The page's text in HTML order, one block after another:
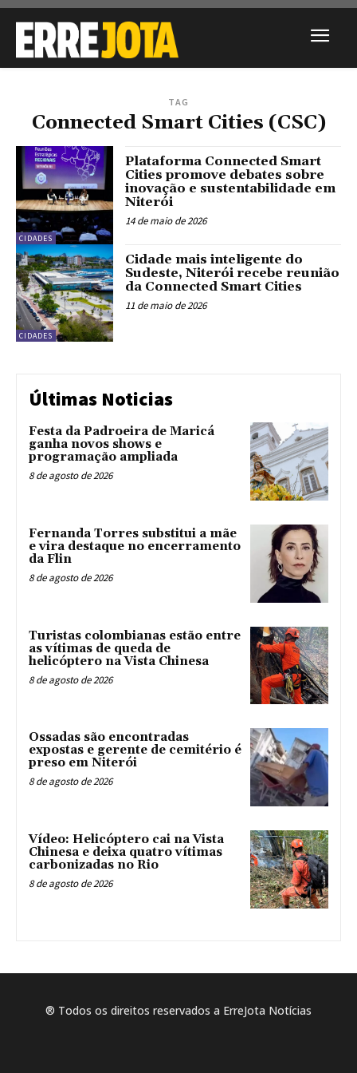
TAG
Connected Smart Cities (CSC)
CIDADES
Plataforma Connected Smart
Cities promove debates sobre
inovação e sustentabilidade em
Niterói
14 de maio de 2026
CIDADES
Cidade mais inteligente do
Sudeste, Niterói recebe reunião
da Connected Smart Cities
11 de maio de 2026
Últimas Noticias
Festa da Padroeira de Maricá
ganha novos shows e
programação ampliada
8 de agosto de 2026
Fernanda Torres substitui a mãe
e vira destaque no encerramento
da Flin
8 de agosto de 2026
Turistas colombianas estão entre
as vítimas de queda de
helicóptero na Vista Chinesa
8 de agosto de 2026
Ossadas são encontradas
expostas e gerente de cemitério é
preso em Niterói
8 de agosto de 2026
Vídeo: Helicóptero cai na Vista
Chinesa e deixa quatro vítimas
carbonizadas no Rio
8 de agosto de 2026
® Todos os direitos reservados a ErreJota Notícias